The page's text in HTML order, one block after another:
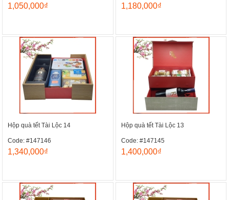
1,050,000₫ 1,180,000₫
Hộp quà tết Tài Lộc 14
Code: #147146
1,340,000₫
Hộp quà tết Tài Lộc 13
Code: #147145
1,400,000₫